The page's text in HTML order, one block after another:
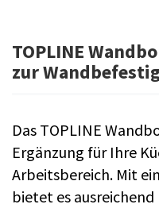
TOPLINE
zur
Das TOPLINE
Ergänzung für Ihre
Arbeitsbereich. Mit
bietet es